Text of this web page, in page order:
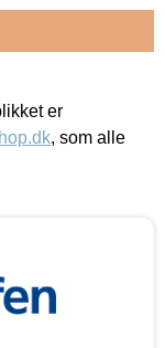
er
, som alle